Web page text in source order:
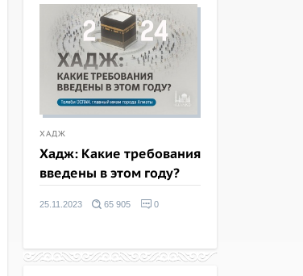
ХАДЖ
Хадж: Какие требования
введены в этом году?
25.11.2023 65 905 0